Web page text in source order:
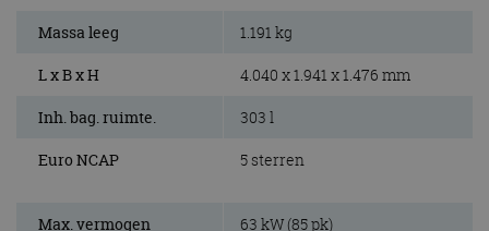
Massa leeg 1.191 kg
L x B x H 4.040 x 1.941 x 1.476 mm
Inh. bag. ruimte. 303 l
Euro NCAP 5 sterren
Max. vermogen 63 kW (85 pk)